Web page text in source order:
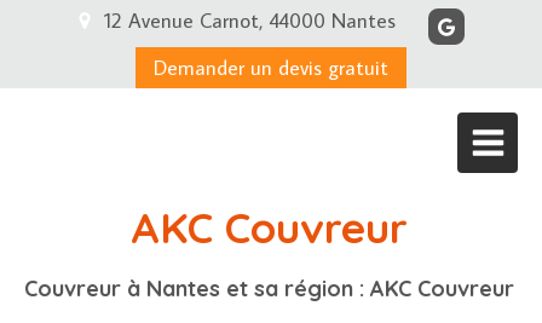
12 Avenue Carnot, 44000 Nantes
Demander un devis gratuit
AKC Couvreur
Couvreur à Nantes et sa région : AKC Couvreur